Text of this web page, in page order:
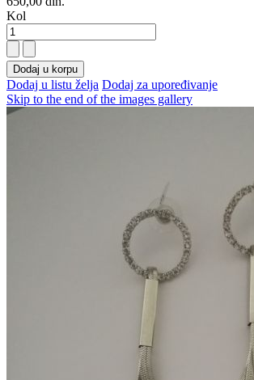
Kol
Dodaj u korpu
Dodaj u listu želja Dodaj za upoređivanje
Skip to the end of the images gallery